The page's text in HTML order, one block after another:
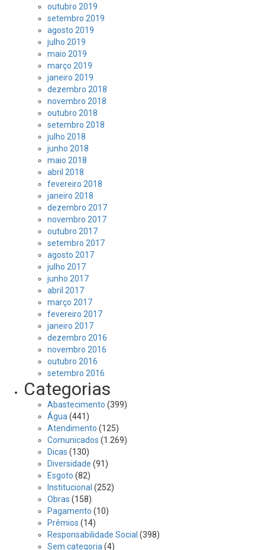
outubro 2019
setembro 2019
agosto 2019
julho 2019
maio 2019
março 2019
janeiro 2019
dezembro 2018
novembro 2018
outubro 2018
setembro 2018
julho 2018
junho 2018
maio 2018
abril 2018
fevereiro 2018
janeiro 2018
dezembro 2017
novembro 2017
outubro 2017
setembro 2017
agosto 2017
julho 2017
junho 2017
abril 2017
março 2017
fevereiro 2017
janeiro 2017
dezembro 2016
novembro 2016
outubro 2016
setembro 2016
Categorias
Abastecimento (399)
Água (441)
Atendimento (125)
Comunicados (1.269)
Dicas (130)
Diversidade (91)
Esgoto (82)
Institucional (252)
Obras (158)
Pagamento (10)
Prêmios (14)
Responsabilidade Social (398)
Sem categoria (4)